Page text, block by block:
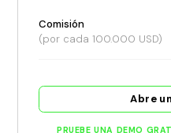
Comisión
(por cada 100.000 USD)
Abre
PRUEBE UNA DEMO